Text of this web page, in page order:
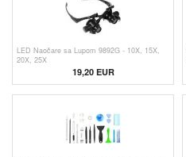
LED Naočare sa Lupom 9892G - 10X, 15X,
20X, 25X
19,20 EUR